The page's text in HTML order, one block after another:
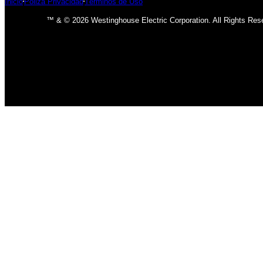
™ & © 2026 Westinghouse Electric Corporation. All Rights